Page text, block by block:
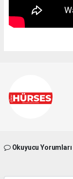
Okuyucu Yorumları